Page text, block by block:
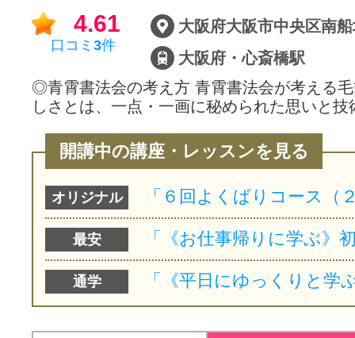
4.61
口コミ 3件
大阪府・心斎橋駅
◎青霄書法会の考え方 青霄書法会が考える
しさとは、一点・一画に秘められた思いと
開講中の講座・レッスンを見る
オリジナル
最安
通学